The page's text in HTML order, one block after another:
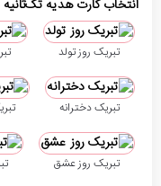
انتخاب کارت هدیه تک‌ثانیه
تبریک روز تولد
تبریک دخترانه
تبریک روز عشق